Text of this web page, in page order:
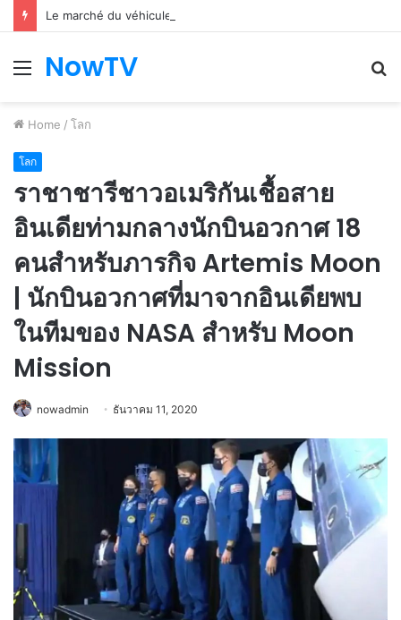
Le marché du véhicule d’occasion en plein essor
Menu
NowTV
Home / โลก
โลก
ราชาชารีชาวอเมริกันเชื้อสาย
อินเดียท่ามกลางนักบินอวกาศ 18
คนสำหรับภารกิจ Artemis Moon
| นักบินอวกาศที่มาจากอินเดียพบ
ในทีมของ NASA สำหรับ Moon
Mission
nowadmin ธันวาคม 11, 2020